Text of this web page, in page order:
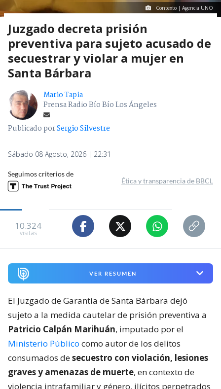
Contexto | Agencia UNO
Juzgado decreta prisión
preventiva para sujeto acusado de
secuestrar y violar a mujer en
Santa Bárbara
Mario Tapia
Prensa Radio Bío Bío Los Ángeles
Publicado porSergio Silvestre
Sábado 08 Agosto, 2026 | 22:31
Seguimos criterios de
Ética y transparencia de BBCL
10.324
visitas
VER RESUMEN
El Juzgado de Garantía de Santa Bárbara dejó
sujeto a la medida cautelar de prisión preventiva a
Patricio Calpán Marihuán, imputado por el
Ministerio Público como autor de los delitos
consumados desecuestro con violación, lesiones
graves y amenazas de muerte, en contexto de
violencia intrafamiliar y género, ilícitos perpetrados